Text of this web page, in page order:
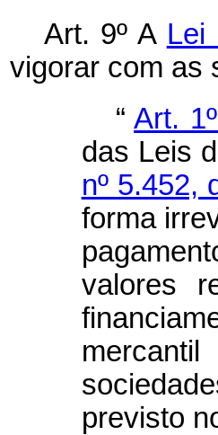
Art. 9º A Lei
vigorar com as
“Art. 1º
das Leis
nº 5.452,
forma
valores
previsto